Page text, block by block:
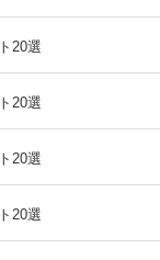
20選
20選
20選
20選